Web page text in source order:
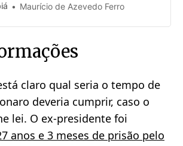
Maurício de Azevedo Ferro
claro qual seria o tempo de
deveria cumprir, caso o
lei. O ex-presidente foi
anos e 3 meses de prisão pelo